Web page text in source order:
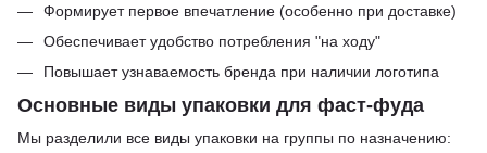
Формирует первое впечатление (особенно при доставке)
Обеспечивает удобство потребления "на ходу"
Повышает узнаваемость бренда при наличии логотипа
Основные виды упаковки для фаст-фуда
Мы разделили все виды упаковки на группы по назначению: